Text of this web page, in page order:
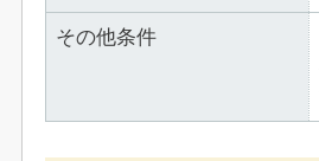
その他条件